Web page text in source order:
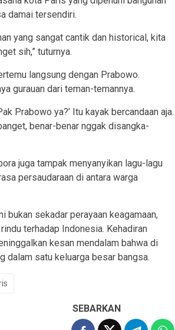
damai tersendiri.
yang sangat cantik dan historical, kita
sih,” tuturnya.
langsung dengan Prabowo.
gurauan dari teman-temannya.
Prabowo ya?’ Itu kayak bercandaan aja.
benar-benar nggak disangka-
juga tampak menyanyikan lagu-lagu
persaudaraan di antara warga
bukan sekadar perayaan keagamaan,
terhadap Indonesia. Kehadiran
kesan mendalam bahwa di
dalam satu keluarga besar bangsa.
SEBARKAN